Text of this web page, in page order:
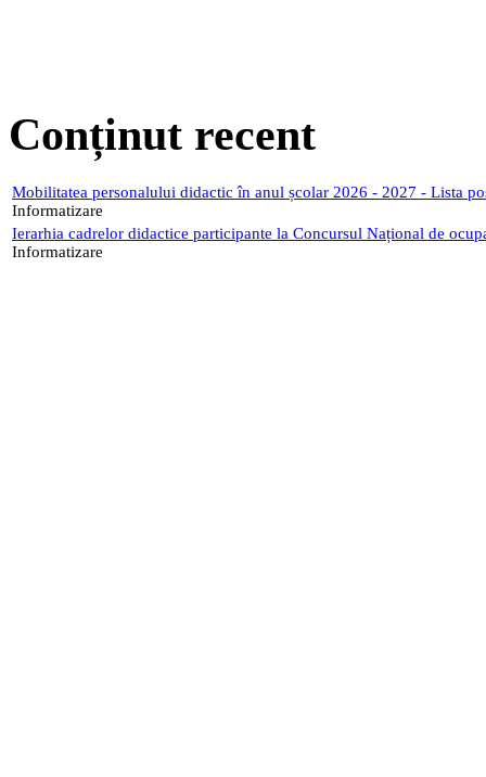
Conținut recent
Mobilitatea personalului didactic în anul școlar 2026 - 2027 - Lista
Informatizare
Ierarhia cadrelor didactice participante la Concursul Național de
Informatizare